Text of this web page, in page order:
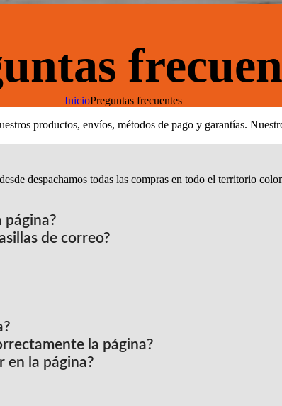
InicioPreguntas frecuentes
productos, envíos, métodos de pago y garantías.
despachamos todas las compras en todo el territorio
página?
de correo?
la página?
en la página?